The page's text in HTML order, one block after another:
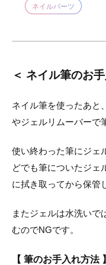
ネイルパーツ
＜ ネイル筆のお
ネイル筆を使ったあと
やジェルリムーバーで
使い終わった筆にジェ
どでも筆についたジェ
に拭き取ってから保管
またジェルは水洗いで
むのでNGです。
【 筆のお手入れ方法 】